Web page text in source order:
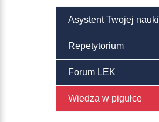
Asystent Twojej nauki
Repetytorium
Forum LEK
Wiedza w pigułce